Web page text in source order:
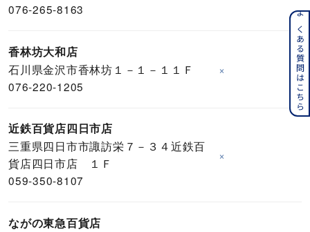
076-265-8163
香林坊大和店
石川県金沢市香林坊１－１－１１Ｆ
076-220-1205
×
近鉄百貨店四日市店
三重県四日市市諏訪栄７－３４近鉄百
貨店四日市店 １Ｆ
059-350-8107
×
ながの東急百貨店
よくある質問はこちら